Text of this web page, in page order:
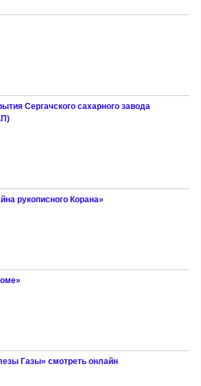
Сергачского сахарного завода
рукописного Корана»
Газы» смотреть онлайн